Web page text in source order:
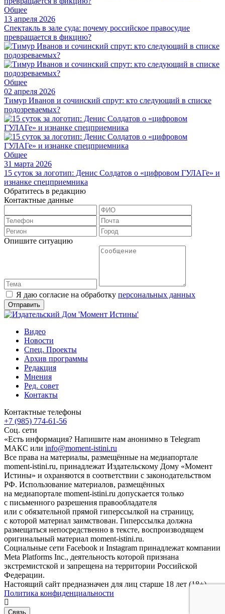
Общее
13 апреля 2026
Спектакль в зале суда: почему российское правосудие
превращается в фикцию?
Общее
02 апреля 2026
Тимур Иванов и сочинский спрут: кто следующий в списке
подозреваемых?
Общее
31 марта 2026
15 суток за логотип: Денис Солдатов о «цифровом ГУЛАГе» и
изнанке спецприемника
Обратитесь в редакцию
Контактные данные
Опишите ситуацию
Я даю согласие на обработку персональных данных
Видео
Новости
Спец. Проекты
Архив программы
Редакция
Мнения
Ред. совет
Контакты
Контактные телефоны
+7 (985) 774-61-56
Соц. сети
«Есть информация? Напишите нам анонимно в Telegram
МАКС или info@moment-istini.ru
Все права на материалы, размещённые на медиапортале
moment-istini.ru, принадлежат Издательскому Дому «Момент
Истины» и охраняются в соответствии с законодательством
РФ. Использование материалов, размещённых
на медиапортале moment-istini.ru допускается только
с письменного разрешения правообладателя
или с обязательной прямой гиперссылкой на страницу,
с которой материал заимствован. Гиперссылка должна
размещаться непосредственно в тексте, воспроизводящем
оригинальный материал moment-istini.ru.
Социальные сети Facebook и Instagram принадлежат компании
Meta Platforms Inc., деятельность которой признана
экстремистской и запрещена на территории Российской
Федерации.
Настоящий сайт предназначен для лиц старше 18 лет (18+).
Политика конфиденциальности
Связь